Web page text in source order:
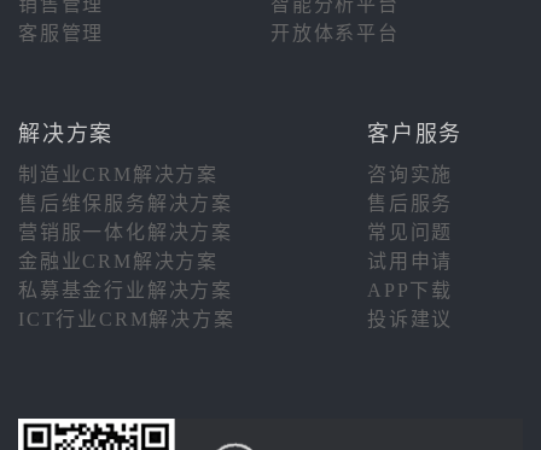
客服管理
开放体系平台
解决方案 客户服务
制造业CRM解决方案
咨询实施
售后维保服务解决方案
售后服务
营销服一体化解决方案
常见问题
金融业CRM解决方案
试用申请
私募基金行业解决方案
APP下载
ICT行业CRM解决方案
投诉建议